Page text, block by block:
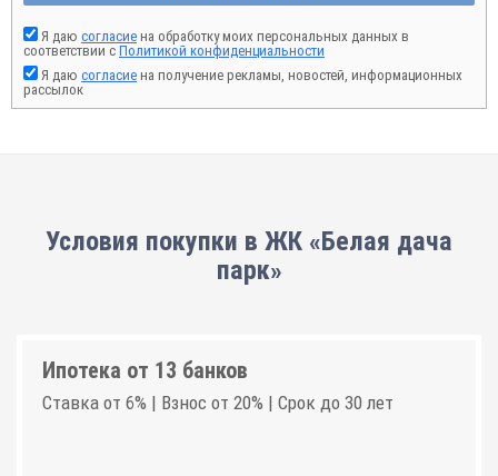
Я даю согласие на обработку моих персональных данных в
соответствии с Политикой конфиденциальности
Я даю согласие на получение рекламы, новостей, информационных
рассылок
Условия покупки в ЖК «Белая дача
парк»
Ипотека от 13 банков
Ставка от 6% | Взнос от 20% | Срок до 30 лет